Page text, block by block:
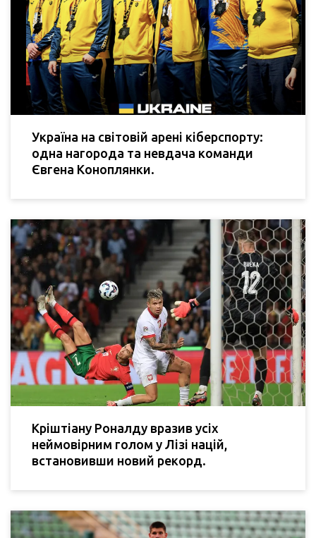
Україна на світовій арені кіберспорту:
одна нагорода та невдача команди
Євгена Коноплянки.
Кріштіану Роналду вразив усіх
неймовірним голом у Лізі націй,
встановивши новий рекорд.